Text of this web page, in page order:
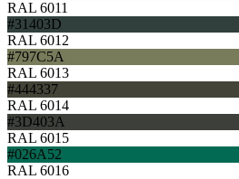
RAL 6011
#31403D
RAL 6012
#797C5A
RAL 6013
#444337
RAL 6014
#3D403A
RAL 6015
#026A52
RAL 6016